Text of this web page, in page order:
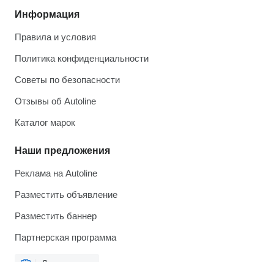
Информация
Правила и условия
Политика конфиденциальности
Советы по безопасности
Отзывы об Autoline
Каталог марок
Наши предложения
Реклама на Autoline
Разместить объявление
Разместить баннер
Партнерская программа